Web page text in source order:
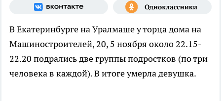
В Екатеринбурге на Уралмаше у торца дома на
Машиностроителей, 20, 5 ноября около 22.15-
22.20 подрались две группы подростков (по три
человека в каждой). В итоге умерла девушка.